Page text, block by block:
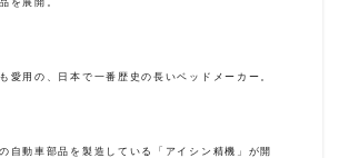
愛用の、日本で一番歴史の長いベッドメーカー。
自動車部品を製造している「アイシン精機」が開